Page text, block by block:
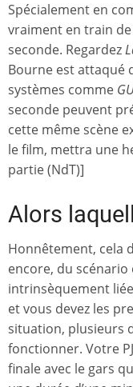
Spécialement en
vraiment en train
seconde. Regardez
Bourne est attaqué
systèmes comme
seconde peuvent
cette même scène
le film, mettra une
partie (NdT)]
Alors
Honnêtement, cela
encore, du
intrinsèquement
et vous devez les
situation, plusieurs
fonctionner. Votre
finale avec le gars